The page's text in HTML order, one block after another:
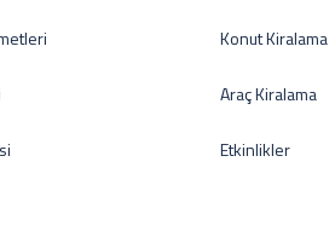
Konut Kiralama
Araç Kiralama
Etkinlikler